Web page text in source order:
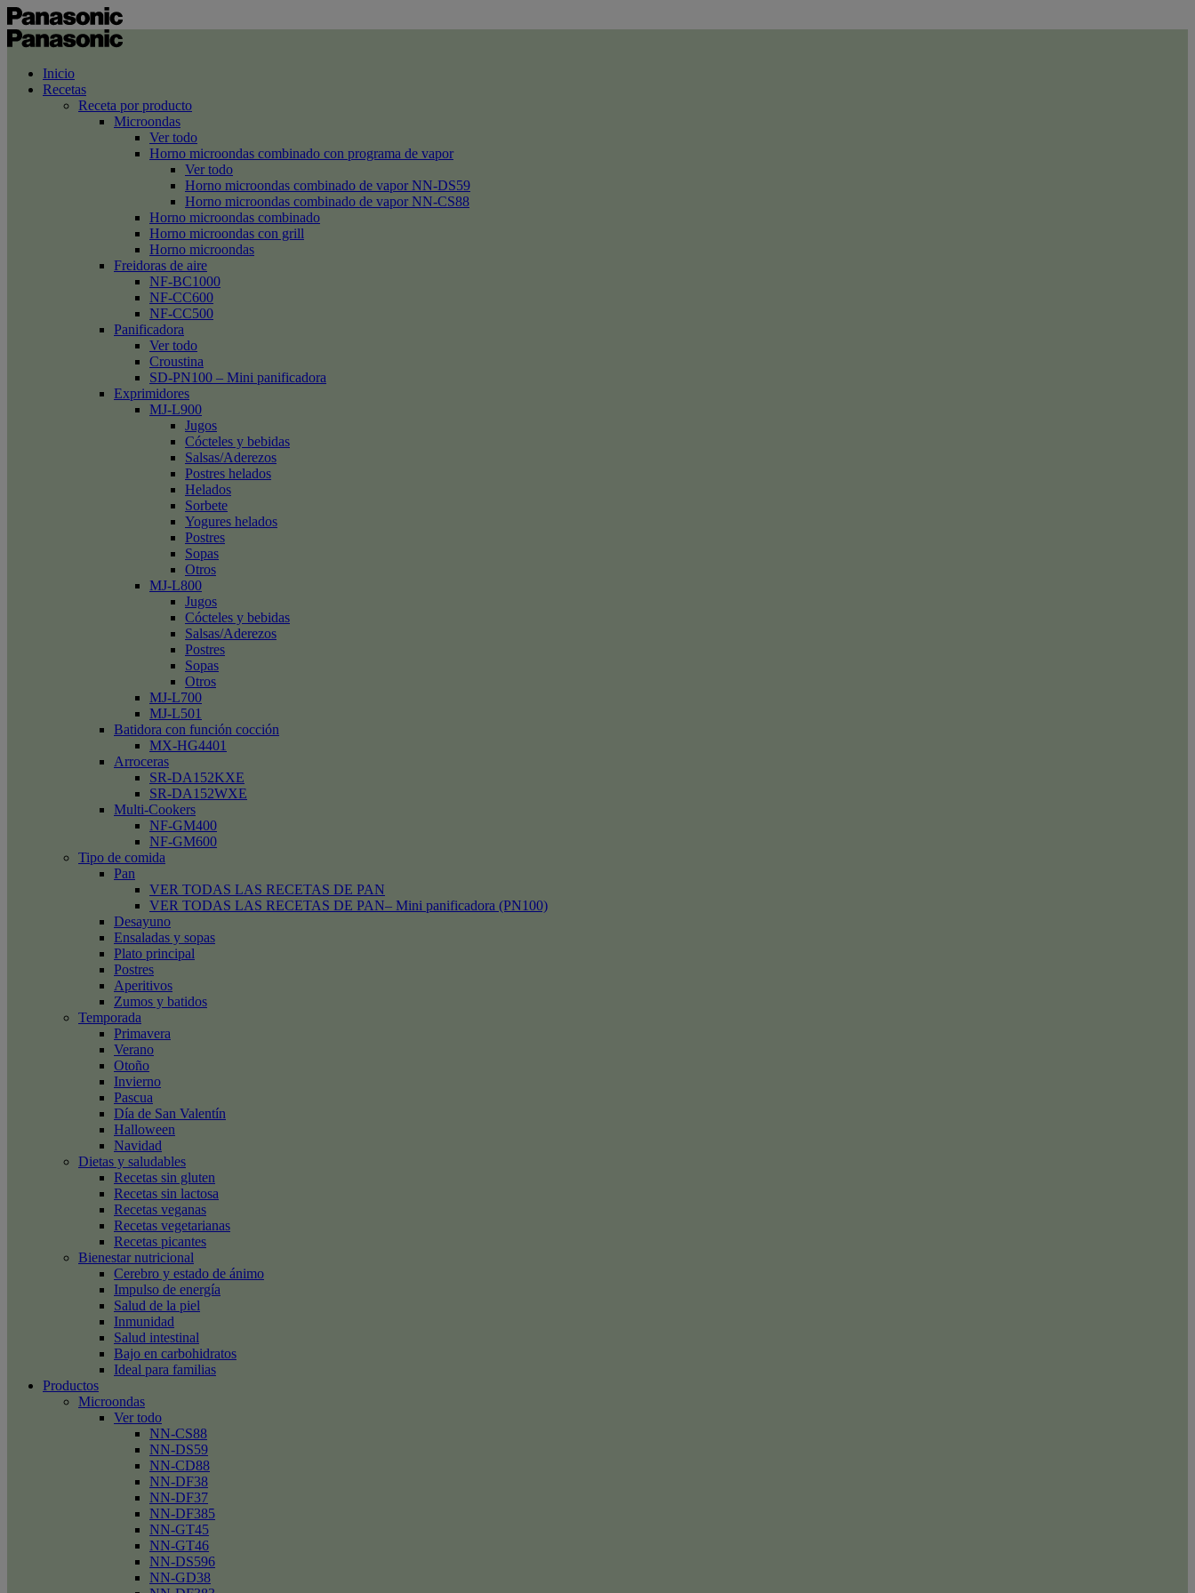
Inicio
Recetas
Receta por producto
Microondas
Ver todo
Horno microondas combinado con programa de vapor
Ver todo
Horno microondas combinado de vapor NN-DS59
Horno microondas combinado de vapor NN-CS88
Horno microondas combinado
Horno microondas con grill
Horno microondas
Freidoras de aire
NF-BC1000
NF-CC600
NF-CC500
Panificadora
Ver todo
Croustina
SD-PN100 – Mini panificadora
Exprimidores
MJ-L900
Jugos
Cócteles y bebidas
Salsas/Aderezos
Postres helados
Helados
Sorbete
Yogures helados
Postres
Sopas
Otros
MJ-L800
Jugos
Cócteles y bebidas
Salsas/Aderezos
Postres
Sopas
Otros
MJ-L700
MJ-L501
Batidora con función cocción
MX-HG4401
Arroceras
SR-DA152KXE
SR-DA152WXE
Multi-Cookers
NF-GM400
NF-GM600
Tipo de comida
Pan
VER TODAS LAS RECETAS DE PAN
VER TODAS LAS RECETAS DE PAN– Mini panificadora (PN100)
Desayuno
Ensaladas y sopas
Plato principal
Postres
Aperitivos
Zumos y batidos
Temporada
Primavera
Verano
Otoño
Invierno
Pascua
Día de San Valentín
Halloween
Navidad
Dietas y saludables
Recetas sin gluten
Recetas sin lactosa
Recetas veganas
Recetas vegetarianas
Recetas picantes
Bienestar nutricional
Cerebro y estado de ánimo
Impulso de energía
Salud de la piel
Inmunidad
Salud intestinal
Bajo en carbohidratos
Ideal para familias
Productos
Microondas
Ver todo
NN-CS88
NN-DS59
NN-CD88
NN-DF38
NN-DF37
NN-DF385
NN-GT45
NN-GT46
NN-DS596
NN-GD38